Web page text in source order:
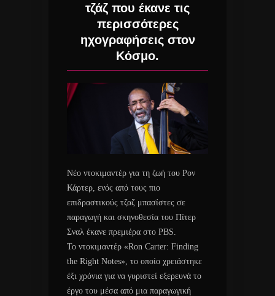
τζάζ που έκανε τις
περισσότερες
ηχογραφήσεις στον
Κόσμο.
Νέο ντοκιμαντέρ για τη ζωή του Ρον
Κάρτερ, ενός από τους πιο
επιδραστικούς τζαζ μπασίστες σε
παραγωγή και σκηνοθεσία του Πίτερ
Σναλ έκανε πρεμιέρα στο PBS.
Το ντοκιμαντέρ «Ron Carter: Finding
the Right Notes», το οποίο χρειάστηκε
έξι χρόνια για να γυριστεί εξερευνά το
έργο του μέσα από μια παραγωγική